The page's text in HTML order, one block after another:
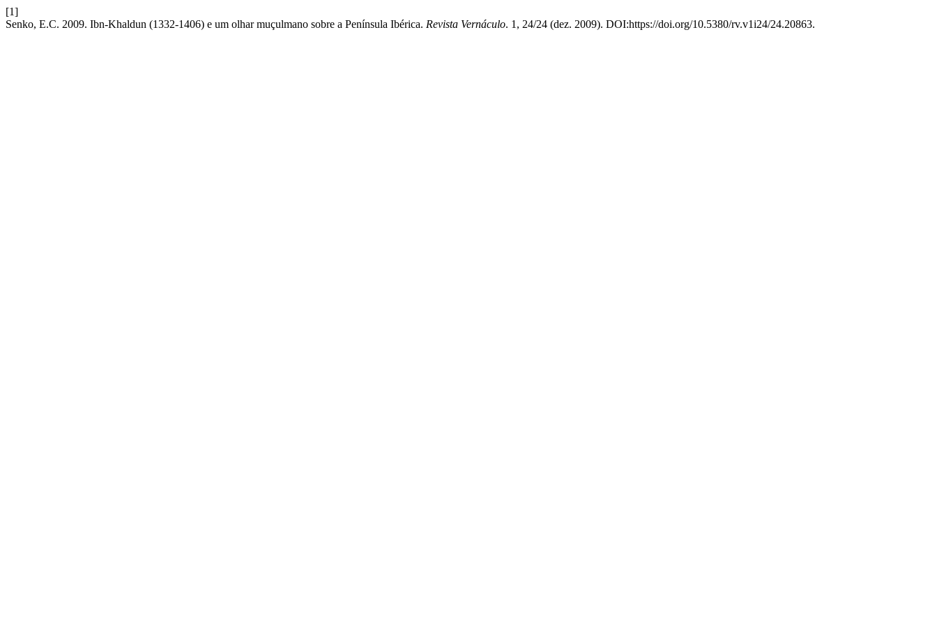
[1]
Senko, E.C. 2009. Ibn-Khaldun (1332-1406) e um olhar muçulmano sobre a Península Ibérica. Revista Vernáculo. 1, 24/24 (dez. 2009). DOI:https://doi.org/10.5380/rv.v1i24/24.20863.